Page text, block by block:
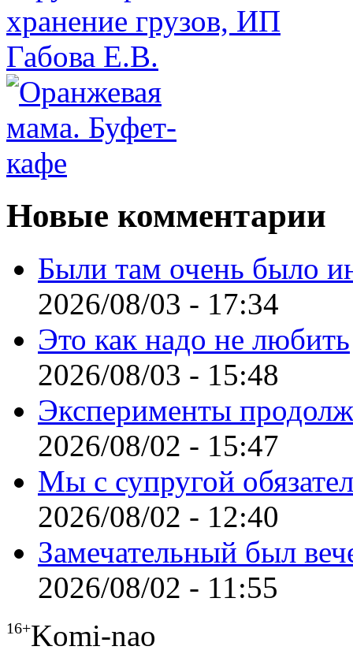
Новые комментарии
Были там очень было
2026/08/03 - 17:34
Это как надо не любить
2026/08/03 - 15:48
Эксперименты
2026/08/02 - 15:47
Мы с супругой
2026/08/02 - 12:40
Замечательный был
2026/08/02 - 11:55
16+Komi-nao